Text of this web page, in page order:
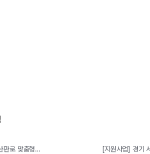
[지원사업] 경기 본사권역(광주시, 하남시, 오산시, 양편군) 2020 중소기업 개발생산판로 맞춤형 지원사업 국내전시박랍회 지원 공고(2차) (~5/20까지)